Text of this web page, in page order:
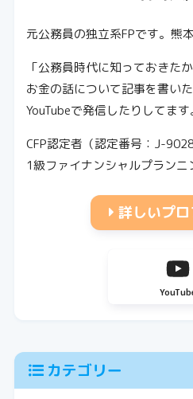
元公務員の独立系FPです。熊
「公務員時代に知っておきた
お金の話について記事を書い
YouTubeで発信したりしてます
CFP認定者（認定番号：J-
1級ファイナンシャルプランニ
詳しいプ
カテゴリー